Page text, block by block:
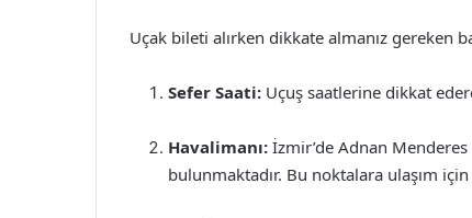
Uçak bileti alırken dikkate almanız gereken
Sefer Saati: Uçuş saatlerine dikkat
Havalimanı: İzmir’de Adnan
bulunmaktadır. Bu noktalara ulaşım